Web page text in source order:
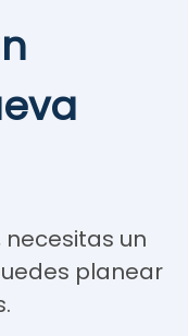
un
planear